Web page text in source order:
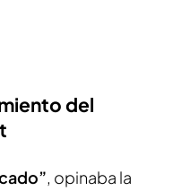
del
, opinaba la